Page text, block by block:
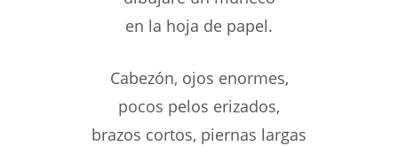
en la hoja de papel.
Cabezón, ojos enormes,
pocos pelos erizados,
brazos cortos, piernas largas